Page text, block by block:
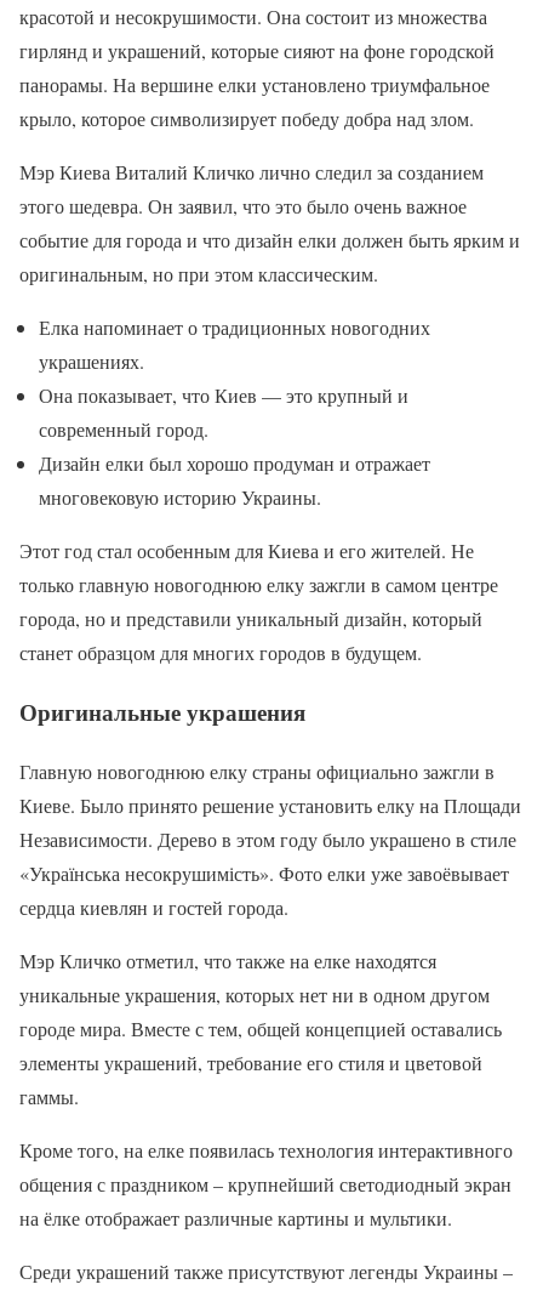
красотой и несокрушимости. Она состоит из множества
гирлянд и украшений, которые сияют на фоне городской
панорамы. На вершине елки установлено триумфальное
крыло, которое символизирует победу добра над злом.
Мэр Киева Виталий Кличко лично следил за созданием
этого шедевра. Он заявил, что это было очень важное
событие для города и что дизайн елки должен быть ярким и
оригинальным, но при этом классическим.
Елка напоминает о традиционных новогодних
украшениях.
Она показывает, что Киев — это крупный и
современный город.
Дизайн елки был хорошо продуман и отражает
многовековую историю Украины.
Этот год стал особенным для Киева и его жителей. Не
только главную новогоднюю елку зажгли в самом центре
города, но и представили уникальный дизайн, который
станет образцом для многих городов в будущем.
Оригинальные украшения
Главную новогоднюю елку страны официально зажгли в
Киеве. Было принято решение установить елку на Площади
Независимости. Дерево в этом году было украшено в стиле
«Українська несокрушимість». Фото елки уже завоёвывает
сердца киевлян и гостей города.
Мэр Кличко отметил, что также на елке находятся
уникальные украшения, которых нет ни в одном другом
городе мира. Вместе с тем, общей концепцией оставались
элементы украшений, требование его стиля и цветовой
гаммы.
Кроме того, на елке появилась технология интерактивного
общения с праздником – крупнейший светодиодный экран
на ёлке отображает различные картины и мультики.
Среди украшений также присутствуют легенды Украины –